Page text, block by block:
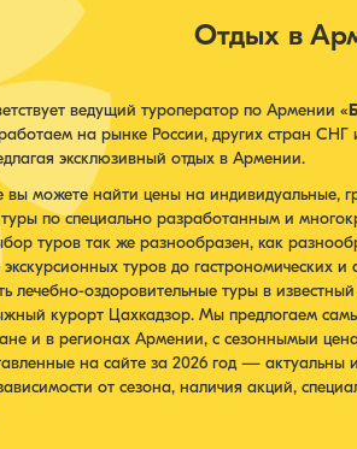
Отдых в
ведущий туроператор по Армении «
на рынке России, других стран СНГ
эксклюзивный отдых в Армении.
можете найти цены на индивидуальные,
по специально разработанным и
туров так же разнообразен, как
экскурсионных туров до гастрономических
лечебно-оздоровительные туры в
курорт Цахкадзор. Мы предлогаем
и в регионах Армении, с сезоннымыи
на сайте за 2026 год — актуальны
от сезона, наличия акций,